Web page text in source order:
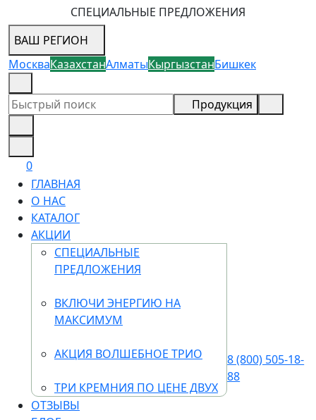
СПЕЦИАЛЬНЫЕ ПРЕДЛОЖЕНИЯ
ВАШ РЕГИОН
МоскваКазахстанАлматыКыргызстанБишкек
Продукция
0
ГЛАВНАЯ
О НАС
КАТАЛОГ
АКЦИИ
СПЕЦИАЛЬНЫЕ
ПРЕДЛОЖЕНИЯ
ВКЛЮЧИ ЭНЕРГИЮ НА
МАКСИМУМ
АКЦИЯ ВОЛШЕБНОЕ ТРИО
ТРИ КРЕМНИЯ ПО ЦЕНЕ ДВУХ
ОТЗЫВЫ
8 (800) 505-18-
88